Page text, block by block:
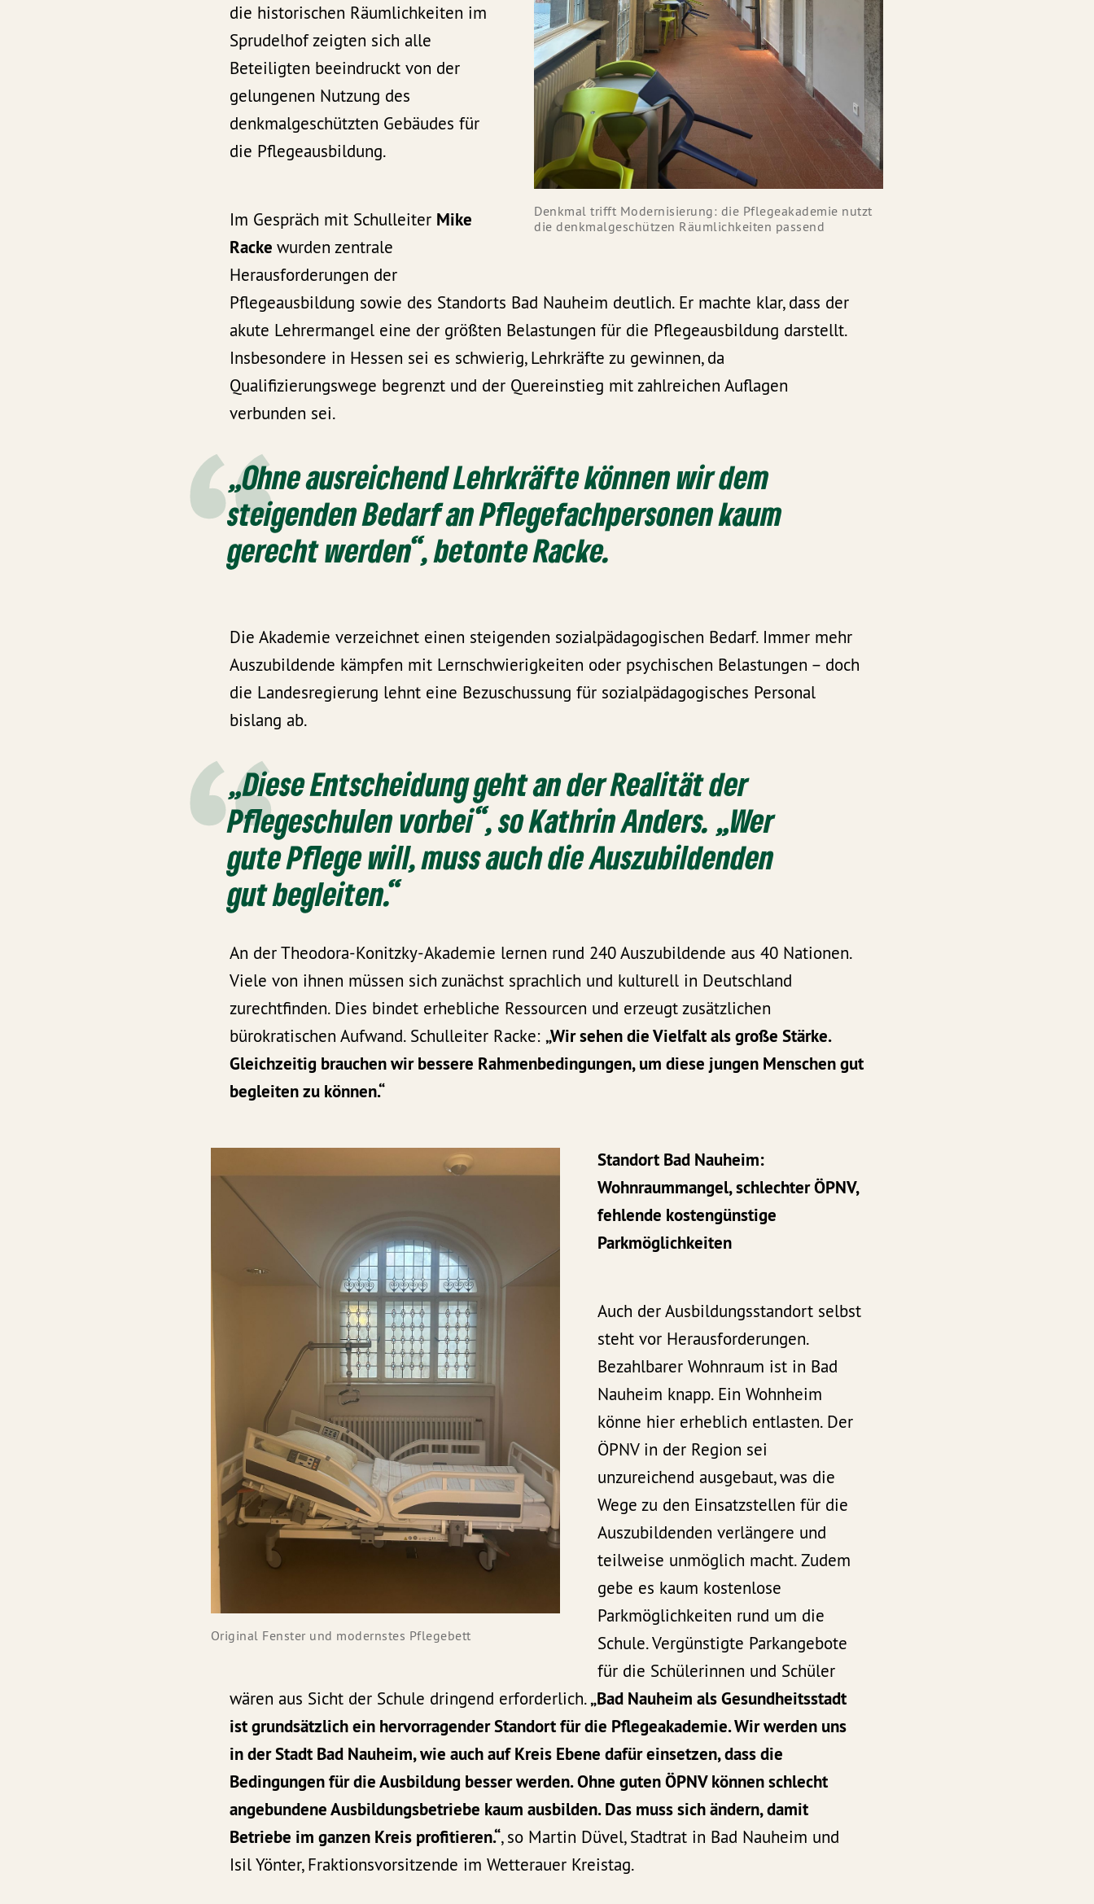
Denkmal trifft Modernisierung: die Pflegeakademie nutzt
die denkmalgeschützen Räumlichkeiten passend
die historischen Räumlichkeiten im
Sprudelhof zeigten sich alle
Beteiligten beeindruckt von der
gelungenen Nutzung des
denkmalgeschützten Gebäudes für
die Pflegeausbildung.
Im Gespräch mit Schulleiter Mike
Rackewurden zentrale
Herausforderungen der
Pflegeausbildung sowie des Standorts Bad Nauheim deutlich. Er machte klar, dass der
akute Lehrermangel eine der größten Belastungen für die Pflegeausbildung darstellt.
Insbesondere in Hessen sei es schwierig, Lehrkräfte zu gewinnen, da
Qualifizierungswege begrenzt und der Quereinstieg mit zahlreichen Auflagen
verbunden sei.
„Ohne ausreichend Lehrkräfte können wir dem
steigenden Bedarf an Pflegefachpersonen kaum
gerecht werden“, betonte Racke.
Die Akademie verzeichnet einen steigenden sozialpädagogischen Bedarf. Immer mehr
Auszubildende kämpfen mit Lernschwierigkeiten oder psychischen Belastungen – doch
die Landesregierung lehnt eine Bezuschussung für sozialpädagogisches Personal
bislang ab.
„Diese Entscheidung geht an der Realität der
Pflegeschulen vorbei“, so Kathrin Anders. „Wer
gute Pflege will, muss auch die Auszubildenden
gut begleiten.“
An der Theodora-Konitzky-Akademie lernen rund 240 Auszubildende aus 40 Nationen.
Viele von ihnen müssen sich zunächst sprachlich und kulturell in Deutschland
zurechtfinden. Dies bindet erhebliche Ressourcen und erzeugt zusätzlichen
bürokratischen Aufwand. Schulleiter Racke:„Wir sehen die Vielfalt als große Stärke.
Gleichzeitig brauchen wir bessere Rahmenbedingungen, um diese jungen Menschen gut
begleiten zu können.“
Original Fenster und modernstes Pflegebett
Standort Bad Nauheim:
Wohnraummangel, schlechter ÖPNV,
fehlende kostengünstige
Parkmöglichkeiten
Auch der Ausbildungsstandort selbst
steht vor Herausforderungen.
Bezahlbarer Wohnraum ist in Bad
Nauheim knapp. Ein Wohnheim
könne hier erheblich entlasten. Der
ÖPNV in der Region sei
unzureichend ausgebaut, was die
Wege zu den Einsatzstellen für die
Auszubildenden verlängere und
teilweise unmöglich macht. Zudem
gebe es kaum kostenlose
Parkmöglichkeiten rund um die
Schule. Vergünstigte Parkangebote
für die Schülerinnen und Schüler
wären aus Sicht der Schule dringend erforderlich.„Bad Nauheim als Gesundheitsstadt
ist grundsätzlich ein hervorragender Standort für die Pflegeakademie. Wir werden uns
in der Stadt Bad Nauheim, wie auch auf Kreis Ebene dafür einsetzen, dass die
Bedingungen für die Ausbildung besser werden. Ohne guten ÖPNV können schlecht
angebundene Ausbildungsbetriebe kaum ausbilden. Das muss sich ändern, damit
Betriebe im ganzen Kreis profitieren.“, so Martin Düvel, Stadtrat in Bad Nauheim und
Isil Yönter, Fraktionsvorsitzende im Wetterauer Kreistag.